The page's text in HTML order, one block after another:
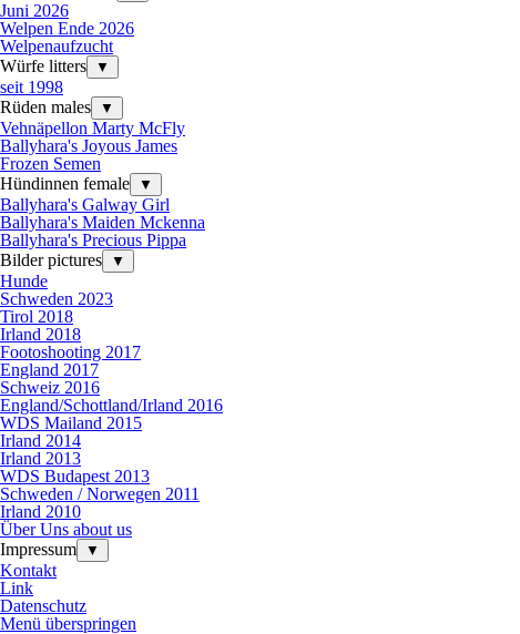
Juni 2026
Welpen Ende 2026
Welpenaufzucht
Würfe litters
▼
seit 1998
Rüden males
▼
Vehnäpellon Marty McFly
Ballyhara's Joyous James
Frozen Semen
Hündinnen female
▼
Ballyhara's Galway Girl
Ballyhara's Maiden Mckenna
Ballyhara's Precious Pippa
Bilder pictures
▼
Hunde
Schweden 2023
Tirol 2018
Irland 2018
Footoshooting 2017
England 2017
Schweiz 2016
England/Schottland/Irland 2016
WDS Mailand 2015
Irland 2014
Irland 2013
WDS Budapest 2013
Schweden / Norwegen 2011
Irland 2010
Über Uns about us
Impressum
▼
Kontakt
Link
Datenschutz
Menü überspringen